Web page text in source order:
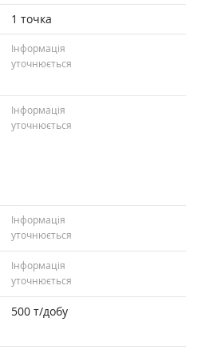
1 точка
Інформація
уточнюється
Інформація
уточнюється
Інформація
уточнюється
Інформація
уточнюється
500 т/добу